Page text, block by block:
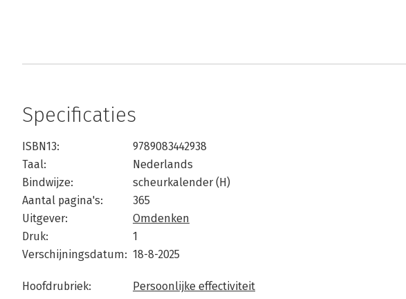
Specificaties
ISBN13:
9789083442938
Taal:
Nederlands
Bindwijze:
scheurkalender (H)
Aantal pagina's:
365
Uitgever:
Omdenken
Druk:
1
Verschijningsdatum: 18-8-2025
Hoofdrubriek: Persoonlijke effectiviteit